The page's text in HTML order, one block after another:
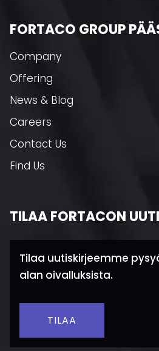
FORTACO GROUP
Company
Offering
News & Blog
Careers
Contact Us
Find Us
TILAA FORTACON
Tilaa uutiskirjeemme
alan oivalluksista.
TILAA